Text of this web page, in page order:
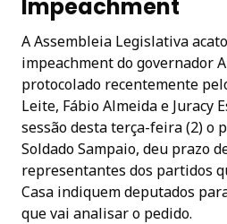
Impeachment
A Assembleia Legislativa
impeachment do governador
protocolado recentemente
Leite, Fábio Almeida e Juracy
sessão desta terça-feira (2) o
Soldado Sampaio, deu prazo
representantes dos partidos
Casa indiquem deputados
que vai analisar o pedido.